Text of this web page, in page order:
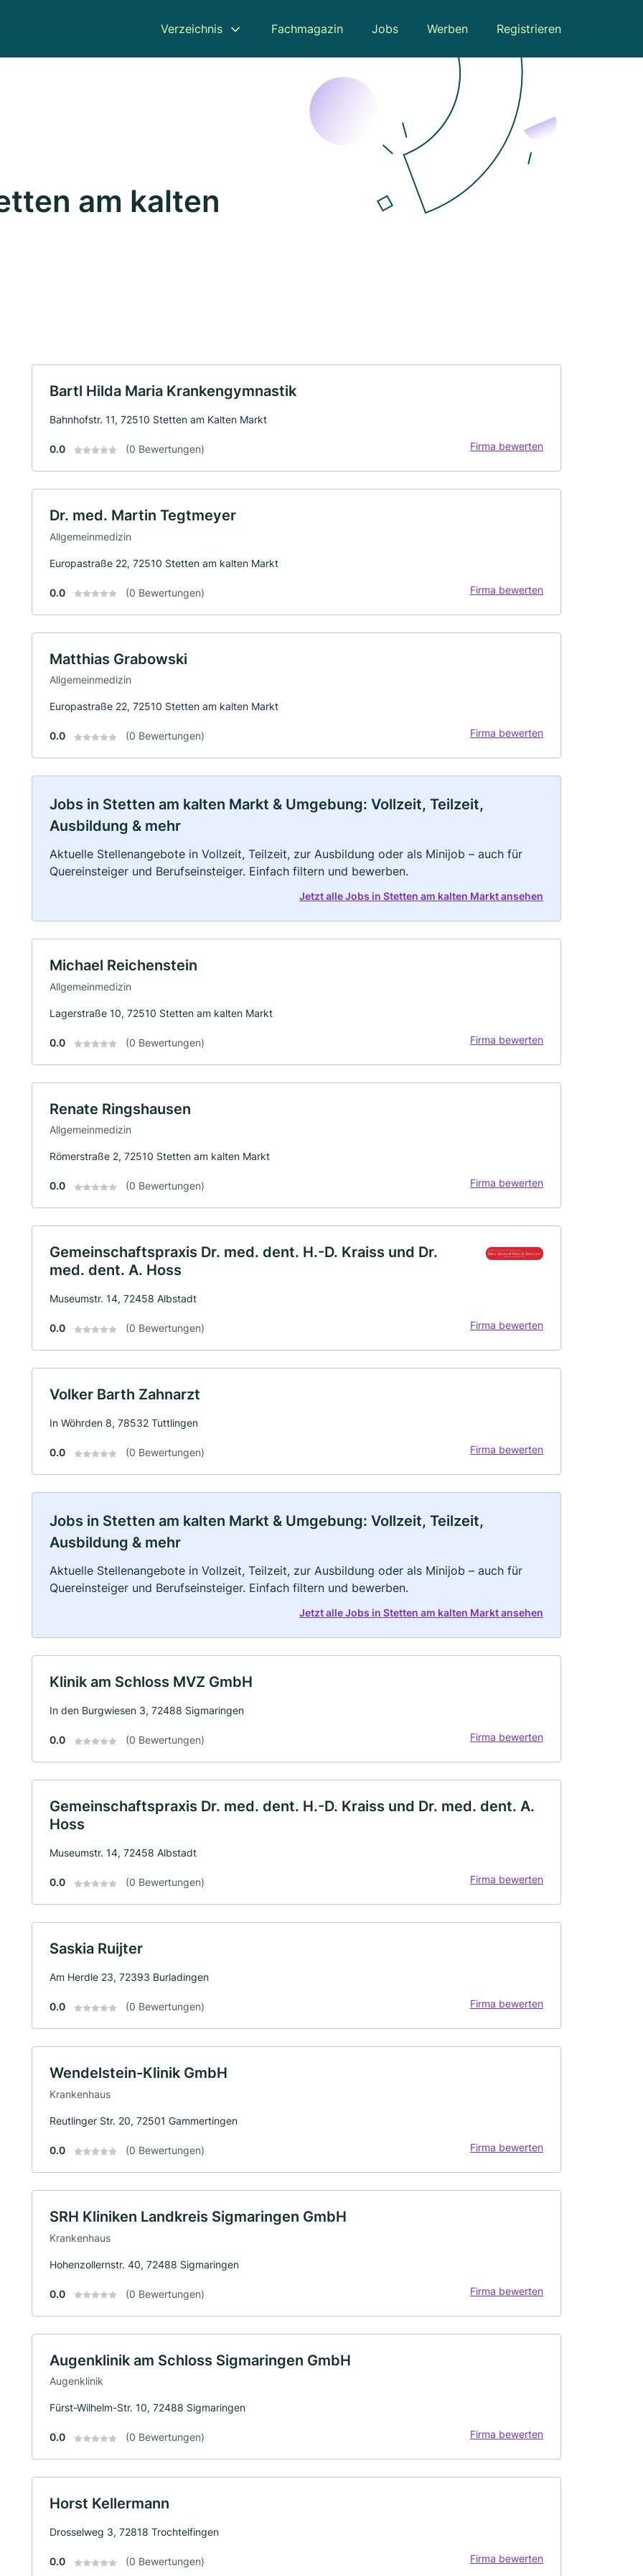
Verzeichnis Fachmagazin Jobs Werben Registrieren
am kalten
Bartl Hilda Maria Krankengymnastik
Bahnhofstr. 11, 72510 Stetten am Kalten Markt
0.0 (0 Bewertungen) Firma bewerten
Dr. med. Martin Tegtmeyer
Allgemeinmedizin
Europastraße 22, 72510 Stetten am kalten Markt
0.0 (0 Bewertungen) Firma bewerten
Matthias Grabowski
Allgemeinmedizin
Europastraße 22, 72510 Stetten am kalten Markt
0.0 (0 Bewertungen) Firma bewerten
Jobs in Stetten am kalten Markt & Umgebung: Vollzeit, Teilzeit,
Ausbildung & mehr
Aktuelle Stellenangebote in Vollzeit, Teilzeit, zur Ausbildung oder als Minijob – auch für
Quereinsteiger und Berufseinsteiger. Einfach filtern und bewerben.
Jetzt alle Jobs in Stetten am kalten Markt ansehen
Michael Reichenstein
Allgemeinmedizin
Lagerstraße 10, 72510 Stetten am kalten Markt
0.0 (0 Bewertungen) Firma bewerten
Renate Ringshausen
Allgemeinmedizin
Römerstraße 2, 72510 Stetten am kalten Markt
0.0 (0 Bewertungen) Firma bewerten
Gemeinschaftspraxis Dr. med. dent. H.-D. Kraiss und Dr.
med. dent. A. Hoss
Museumstr. 14, 72458 Albstadt
0.0 (0 Bewertungen) Firma bewerten
Volker Barth Zahnarzt
In Wöhrden 8, 78532 Tuttlingen
0.0 (0 Bewertungen) Firma bewerten
Jobs in Stetten am kalten Markt & Umgebung: Vollzeit, Teilzeit,
Ausbildung & mehr
Aktuelle Stellenangebote in Vollzeit, Teilzeit, zur Ausbildung oder als Minijob – auch für
Quereinsteiger und Berufseinsteiger. Einfach filtern und bewerben.
Jetzt alle Jobs in Stetten am kalten Markt ansehen
Klinik am Schloss MVZ GmbH
In den Burgwiesen 3, 72488 Sigmaringen
0.0 (0 Bewertungen) Firma bewerten
Gemeinschaftspraxis Dr. med. dent. H.-D. Kraiss und Dr. med. dent. A.
Hoss
Museumstr. 14, 72458 Albstadt
0.0 (0 Bewertungen) Firma bewerten
Saskia Ruijter
Am Herdle 23, 72393 Burladingen
0.0 (0 Bewertungen) Firma bewerten
Wendelstein-Klinik GmbH
Krankenhaus
Reutlinger Str. 20, 72501 Gammertingen
0.0 (0 Bewertungen) Firma bewerten
SRH Kliniken Landkreis Sigmaringen GmbH
Krankenhaus
Hohenzollernstr. 40, 72488 Sigmaringen
0.0 (0 Bewertungen) Firma bewerten
Augenklinik am Schloss Sigmaringen GmbH
Augenklinik
Fürst-Wilhelm-Str. 10, 72488 Sigmaringen
0.0 (0 Bewertungen) Firma bewerten
Horst Kellermann
Drosselweg 3, 72818 Trochtelfingen
0.0 (0 Bewertungen) Firma bewerten